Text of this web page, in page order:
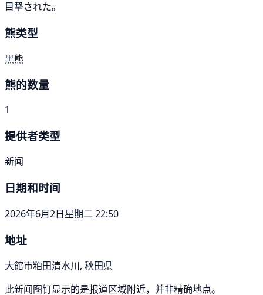
目撃された。
熊类型
黑熊
熊的数量
1
提供者类型
新闻
日期和时间
2026年6月2日星期二 22:50
地址
大館市粕田清水川, 秋田県
此新闻图钉显示的是报道区域附近，并非精确地点。